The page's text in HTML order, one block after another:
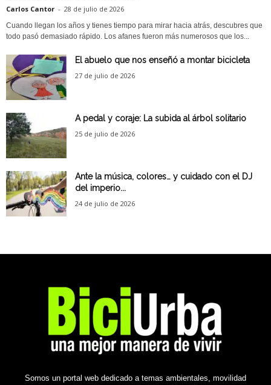
Carlos Cantor - 28 de julio de 2026
Cuando llegan los años y tienes tiempo para mirar hacia atrás, descubres que
todo pasó demasiado rápido. Los afanes fueron más numerosos que los...
El abuelo que nos enseñó a montar bicicleta
27 de julio de 2026
A pedal y coraje: La subida al árbol solitario
25 de julio de 2026
Ante la música, colores… y cuidado con el DJ
del imperio...
24 de julio de 2026
Somos un portal web dedicado a temas ambientales, movilidad